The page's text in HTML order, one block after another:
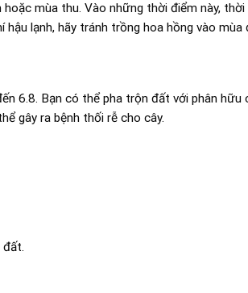
mùa thu. Vào những thời điểm này,
lạnh, hãy tránh trồng hoa hồng vào mùa
6.8. Bạn có thể pha trộn đất với phân hữu
gây ra bệnh thối rễ cho cây.
đất.